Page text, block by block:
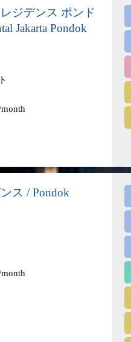
ジデンス ポンド
Jakarta Pondok
ス / Pondok